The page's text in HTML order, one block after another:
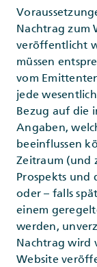
Nachtrag zum
veröffentlicht
müssen
vom
jede
Bezug auf die
Angaben,
beeinflussen
Zeitraum (und
Prospekts und
oder – falls
einem
werden,
Nachtrag wird
Website